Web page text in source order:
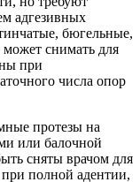
адгезивных
бюгельные,
снимать для
при
числа опор
протезы на
или балочной
сняты врачом для
полной адентии,